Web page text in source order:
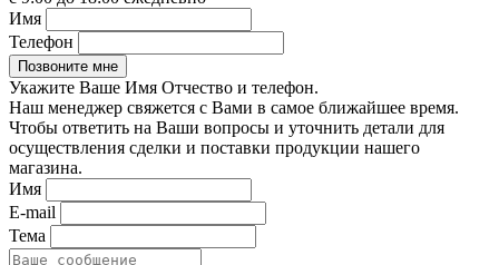
Имя
Телефон
Укажите Ваше Имя Отчество и телефон.
Наш менеджер свяжется с Вами в самое ближайшее время.
Чтобы ответить на Ваши вопросы и уточнить детали для
осуществления сделки и поставки продукции нашего
магазина.
Имя
E-mail
Тема